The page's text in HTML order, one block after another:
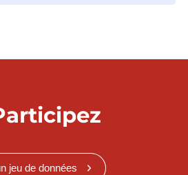
jeu de données